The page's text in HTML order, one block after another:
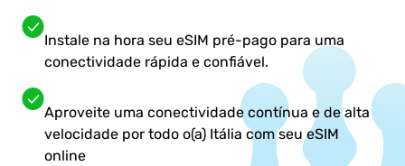
Instale na hora seu eSIM pré-pago para uma
conectividade rápida e confiável.
Aproveite uma conectividade contínua e de alta
velocidade por todo o(a) Itália com seu eSIM
online